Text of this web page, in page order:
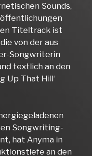
Sounds,
Titeltrack ist
von der aus
Songwriterin
textlich an den
Up That Hill‘
Songwriting-
hat Anyma in
an den